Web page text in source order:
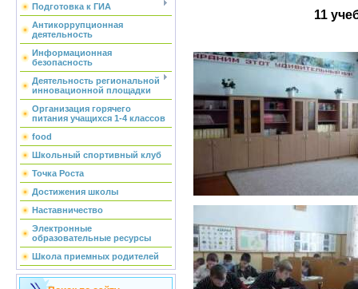
Подготовка к ГИА
Антикоррупционная
деятельность
Информационная
безопасность
Деятельность региональной
инновационной площадки
Организация горячего
питания учащихся 1-4 классов
food
Школьный спортивный клуб
Точка Роста
Достижения школы
Наставничество
Электронные
образовательные ресурсы
Школа приемных родителей
11